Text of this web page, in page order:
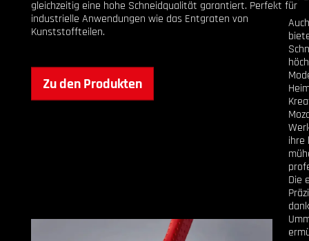
gleichzeitig eine hohe Schneidqualität garantiert. Perfekt für
industrielle Anwendungen wie das Entgraten von
Kunststoffteilen.
Zu den Produkten
ihre
Die